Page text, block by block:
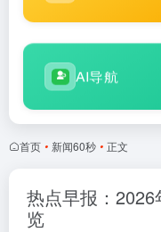
AI导航
首页 • 新闻60秒 • 正文
热点早报：
览